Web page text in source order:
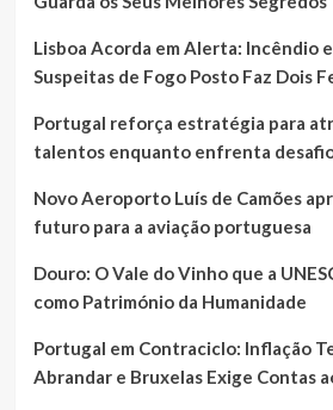
Lisboa Acorda em Alerta: Incêndio
Suspeitas de Fogo Posto Faz Dois
Portugal reforça estratégia para
talentos enquanto enfrenta
Novo Aeroporto Luís de Camões
futuro para a aviação portuguesa
Douro: O Vale do Vinho que a
como Património da Humanidade
Portugal em Contraciclo: Inflação
Abrandar e Bruxelas Exige Contas